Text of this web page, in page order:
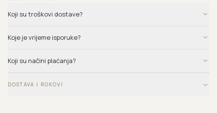
Koji su troškovi dostave?
Koje je vrijeme isporuke?
Koji su načini plaćanja?
DOSTAVA I ROKOVI